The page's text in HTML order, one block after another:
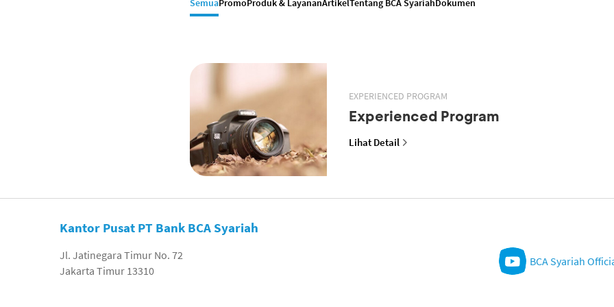
SemuaPromoProduk & LayananArtikelTentang BCA SyariahDokumen
EXPERIENCED PROGRAM
Experienced Program
Lihat Detail
Kantor Pusat PT Bank BCA Syariah
Jl. Jatinegara Timur No. 72
Jakarta Timur 13310
BCA Syariah